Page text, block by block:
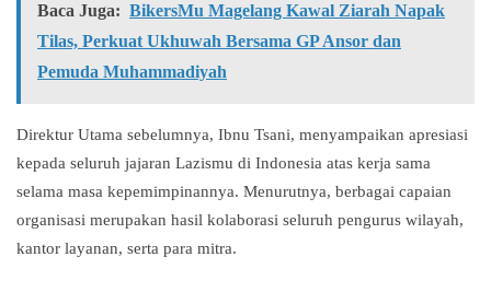
Baca Juga: BikersMu Magelang Kawal Ziarah Napak
Tilas, Perkuat Ukhuwah Bersama GP Ansor dan
Pemuda Muhammadiyah
Direktur Utama sebelumnya, Ibnu Tsani, menyampaikan apresiasi
kepada seluruh jajaran Lazismu di Indonesia atas kerja sama
selama masa kepemimpinannya. Menurutnya, berbagai capaian
organisasi merupakan hasil kolaborasi seluruh pengurus wilayah,
kantor layanan, serta para mitra.